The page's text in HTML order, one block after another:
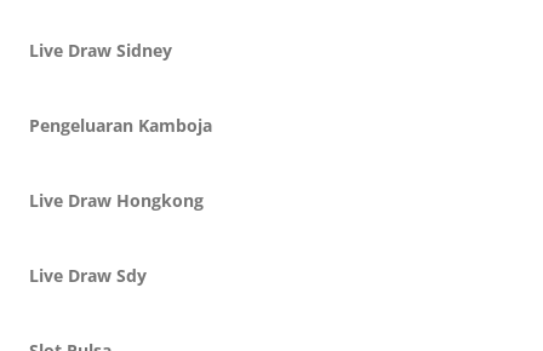
Live Draw Sidney
Pengeluaran Kamboja
Live Draw Hongkong
Live Draw Sdy